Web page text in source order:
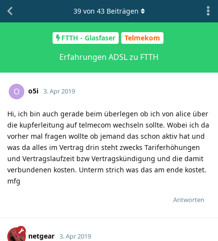
FTTH - Glasfaser Telmekom
Erfahrungen ADSL zu FTTH
39von 43Beiträgen
O o5i 3. Apr 2019
Hi, ich bin auch gerade beim überlegen ob ich von alice über
die kupferleitung auf telmecom wechseln sollte. Wobei ich da
vorher mal fragen wollte ob jemand das schon aktiv hat und
was da alles im Vertrag drin steht zwecks Tariferhöhungen
und Vertragslaufzeit bzw Vertragskündigung und die damit
verbundenen kosten. Unterm strich was das am ende kostet.
mfg
Antworten
netgear 3. Apr 2019